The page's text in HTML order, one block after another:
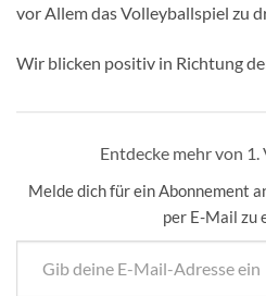
vor Allem das Volleyballspiel zu
Wir blicken positiv in Richtung
Entdecke mehr von 1.
Melde dich für ein Abonnement
per E-Mail zu
Gib deine E-Mail-Adresse ein ...